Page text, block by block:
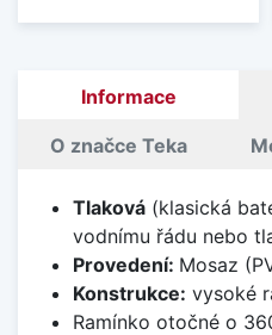
Informace
O značce Teka
Tlaková(klasická
vodnímu řádu nebo
Provedení: Mosaz
Konstrukce: vysoké
Ramínko otočné o